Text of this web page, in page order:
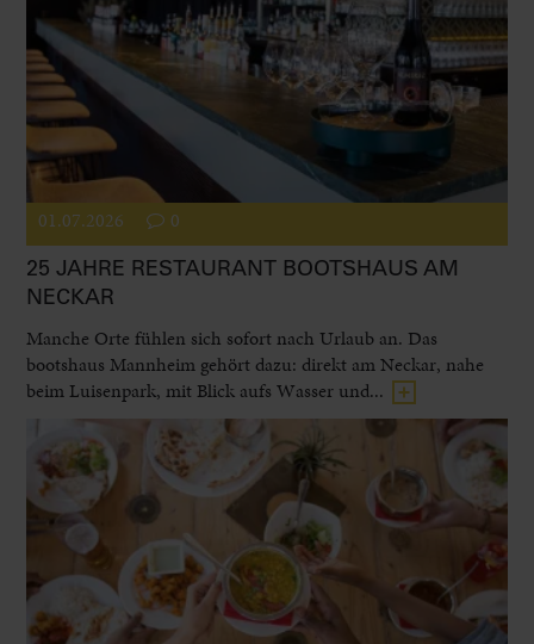
01.07.2026 0
25 JAHRE RESTAURANT BOOTSHAUS AM
NECKAR
Manche Orte fühlen sich sofort nach Urlaub an. Das
bootshaus Mannheim gehört dazu: direkt am Neckar, nahe
beim Luisenpark, mit Blick aufs Wasser und...